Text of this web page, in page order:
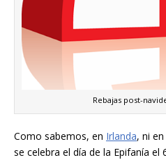
Rebajas post-
Como sabemos, en Irlanda, ni
se celebra el día de la Epifanía el